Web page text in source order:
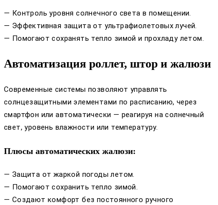
— Контроль уровня солнечного света в помещении.
— Эффективная защита от ультрафиолетовых лучей.
— Помогают сохранять тепло зимой и прохладу летом.
Автоматизация роллет, штор и жалюзи
Современные системы позволяют управлять
солнцезащитными элементами по расписанию, через
смартфон или автоматически — реагируя на солнечный
свет, уровень влажности или температуру.
Плюсы автоматических жалюзи:
— Защита от жаркой погоды летом.
— Помогают сохранить тепло зимой.
— Создают комфорт без постоянного ручного